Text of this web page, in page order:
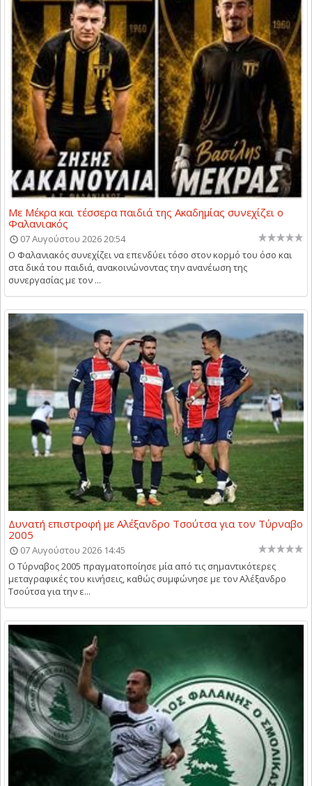
Με Μέκρα και τέσσερα παιδιά της Ακαδημίας συνεχίζει ο
Φαλανιακός
07 Αυγούστου 2026 20:54
Ο Φαλανιακός συνεχίζει να επενδύει τόσο στον κορμό του όσο και
στα δικά του παιδιά, ανακοινώνοντας την ανανέωση της
συνεργασίας με τον ...
Δυνατή επιστροφή με Αλέξανδρο Τσούτσα για τον Τύρναβο
2005
07 Αυγούστου 2026 14:45
Ο Τύρναβος 2005 πραγματοποίησε μία από τις σημαντικότερες
μεταγραφικές του κινήσεις, καθώς συμφώνησε με τον Αλέξανδρο
Τσούτσα για την ε...